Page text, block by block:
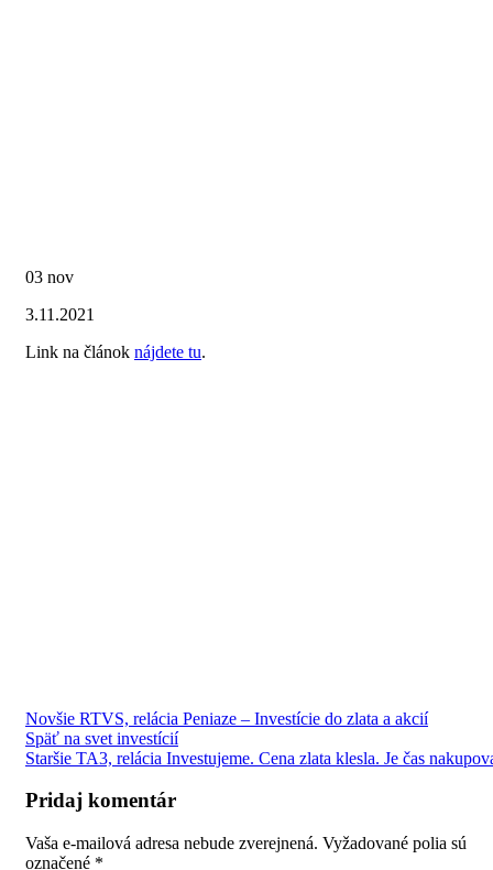
03 nov
3.11.2021
Link na článok nájdete tu.
Novšie RTVS, relácia Peniaze – Investície do zlata a akcií
Späť na svet investícií
Staršie TA3, relácia Investujeme. Cena zlata klesla. Je čas
Pridaj komentár
Vaša e-mailová adresa nebude zverejnená. Vyžadované polia sú
označené *